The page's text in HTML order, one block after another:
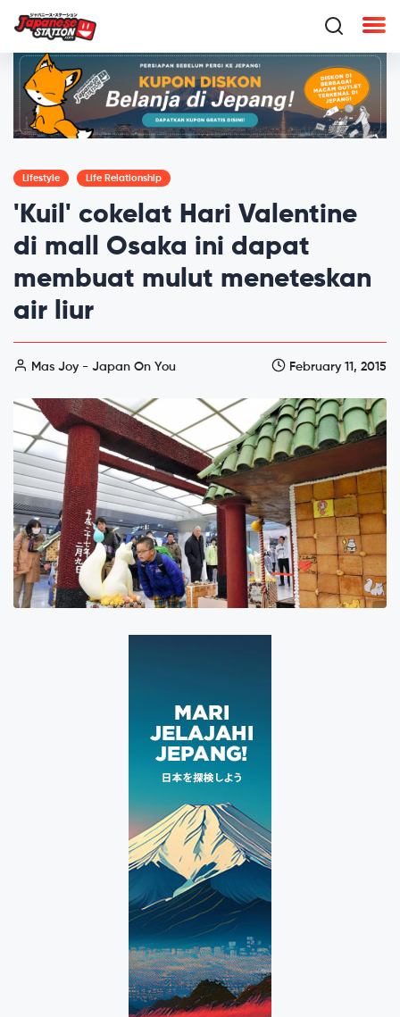
Lifestyle Life Relationship
'Kuil' cokelat Hari Valentine
di mall Osaka ini dapat
membuat mulut meneteskan
air liur
Mas Joy - Japan On You February 11, 2015